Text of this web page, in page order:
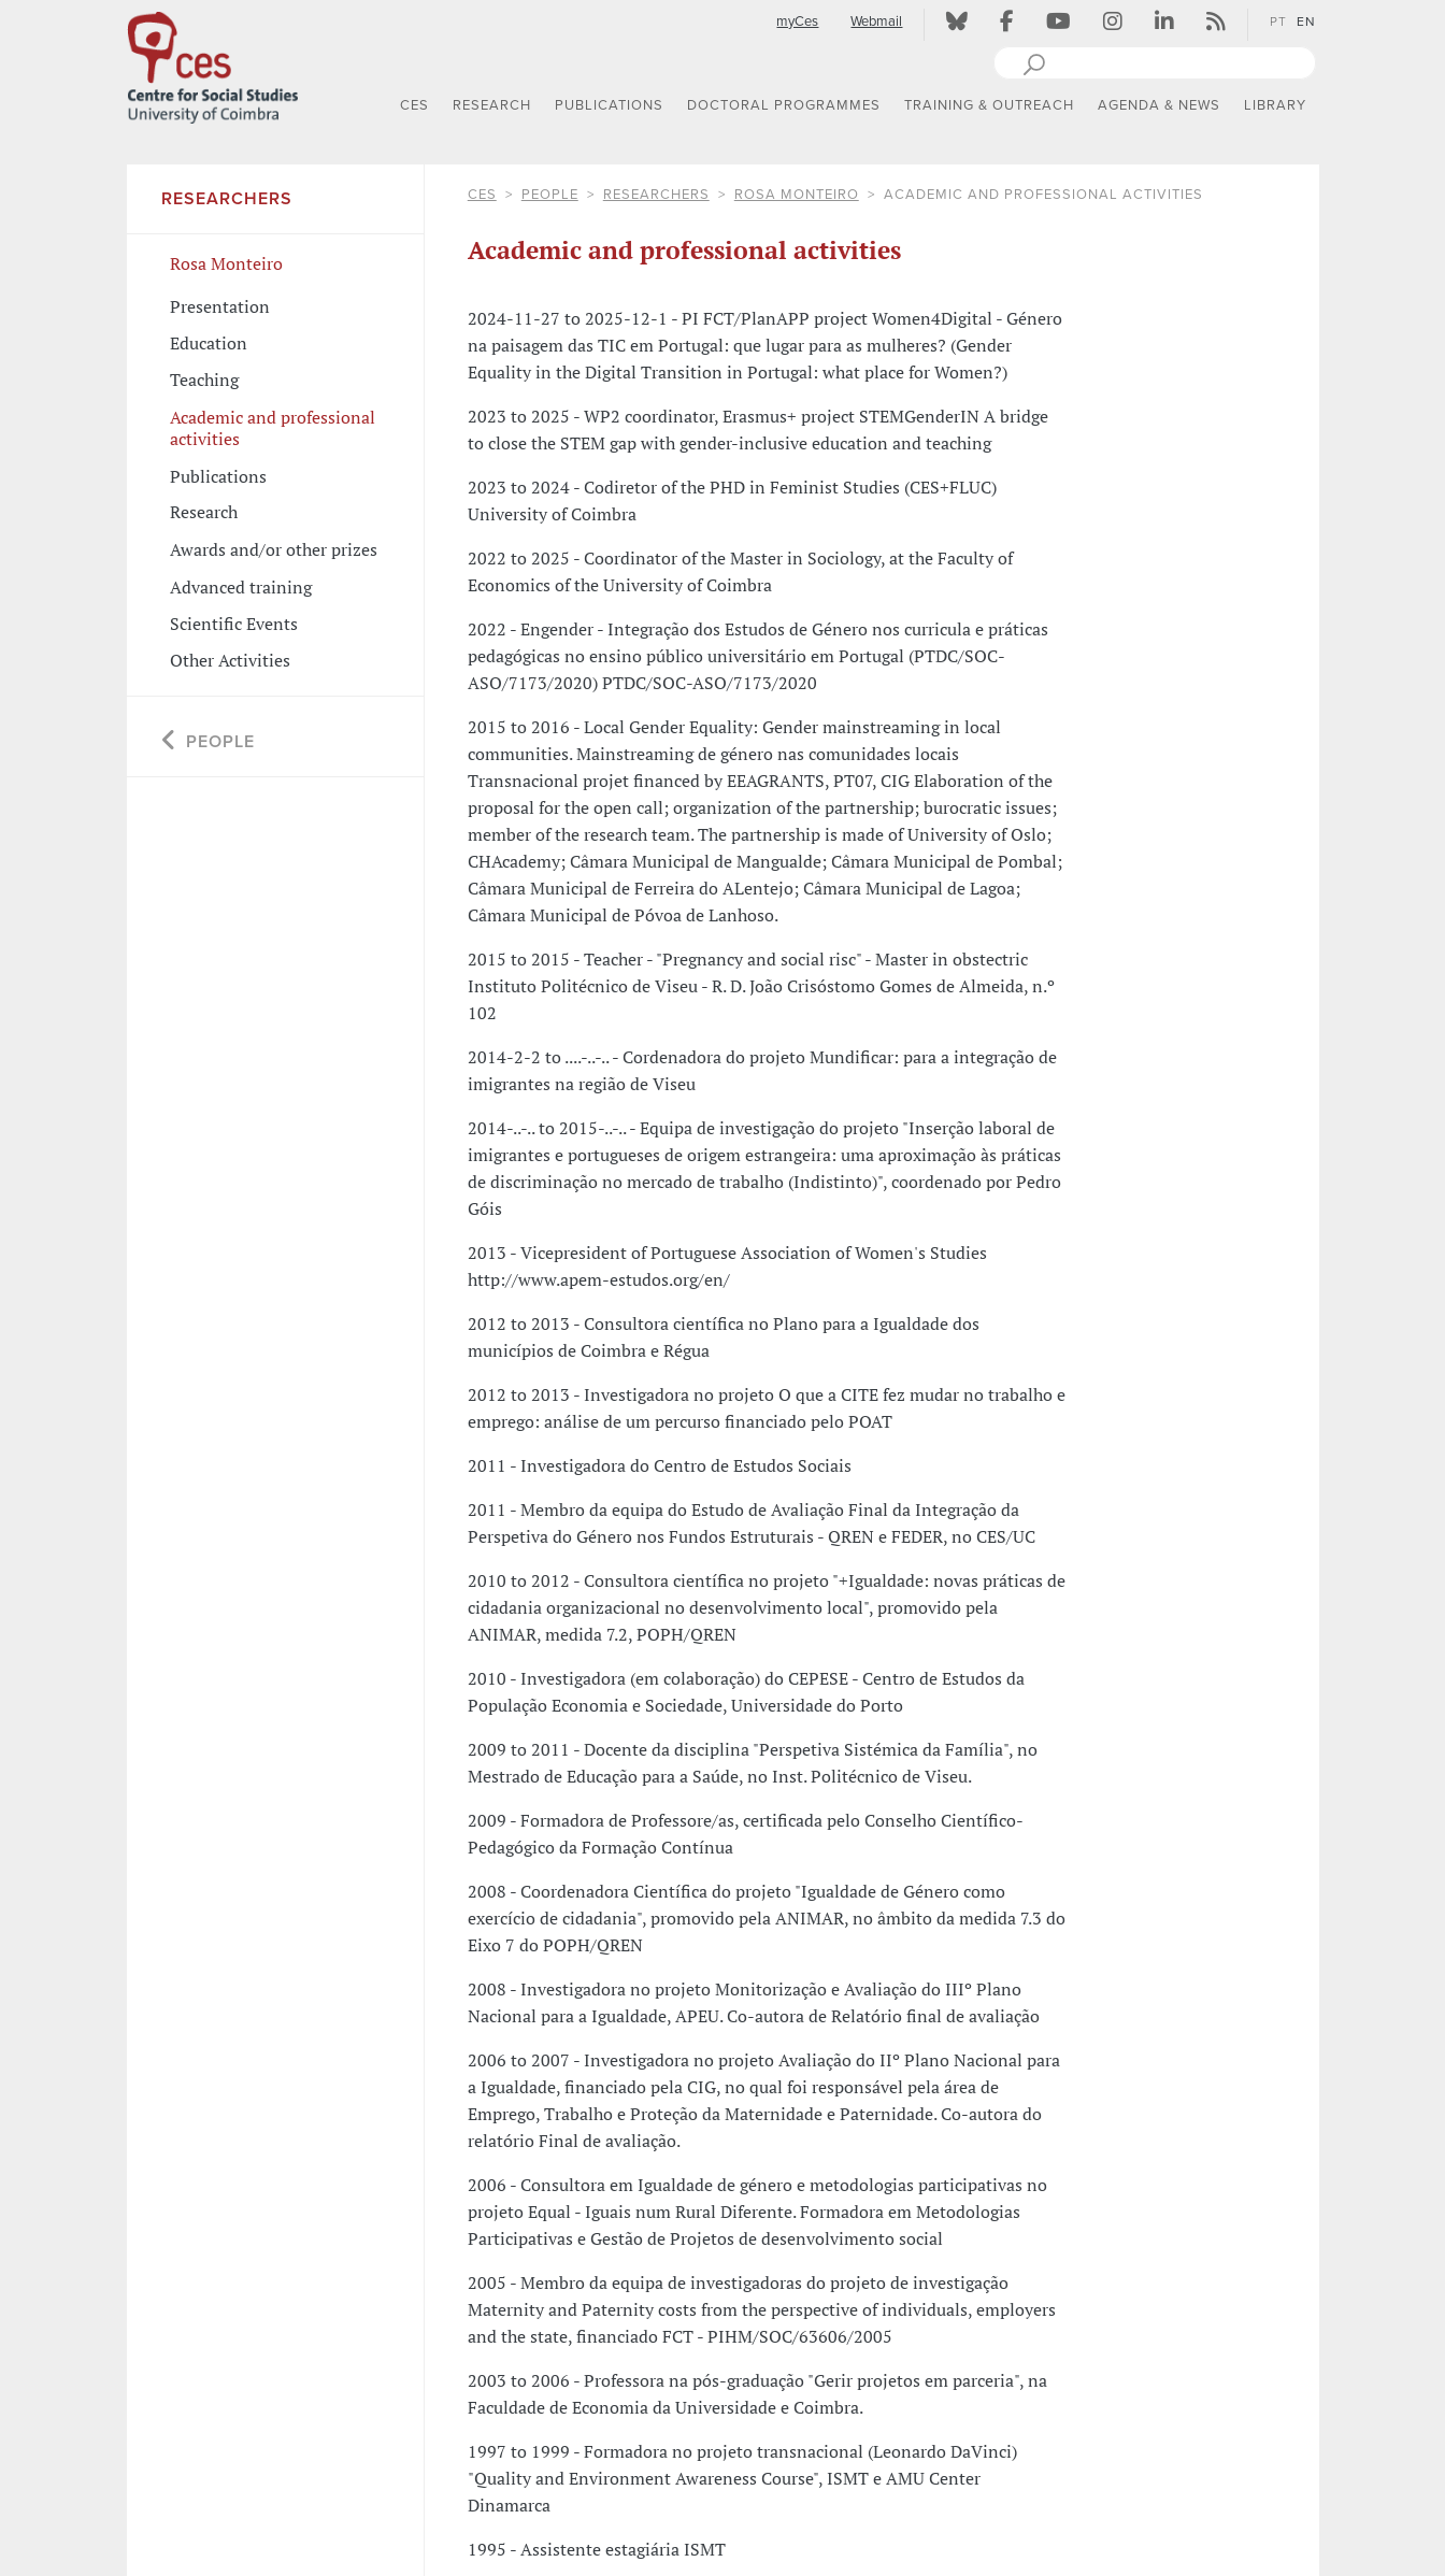
myCes Webmail PT EN
CES RESEARCH PUBLICATIONS DOCTORAL PROGRAMMES TRAINING & OUTREACH AGENDA & NEWS LIBRARY
RESEARCHERS
Rosa Monteiro
Presentation
Education
Teaching
Academic and professional
activities
Publications
Research
Awards and/or other prizes
Advanced training
Scientific Events
Other Activities
PEOPLE
CES PEOPLE RESEARCHERS ROSA MONTEIRO ACADEMIC AND PROFESSIONAL ACTIVITIES
Academic and professional activities
2024-11-27 to 2025-12-1 - PI FCT/PlanAPP project Women4Digital - Género
na paisagem das TIC em Portugal: que lugar para as mulheres? (Gender
Equality in the Digital Transition in Portugal: what place for Women?)
2023 to 2025 - WP2 coordinator, Erasmus+ project STEMGenderIN A bridge
to close the STEM gap with gender-inclusive education and teaching
2023 to 2024 - Codiretor of the PHD in Feminist Studies (CES+FLUC)
University of Coimbra
2022 to 2025 - Coordinator of the Master in Sociology, at the Faculty of
Economics of the University of Coimbra
2022 - Engender - Integração dos Estudos de Género nos curricula e práticas
pedagógicas no ensino público universitário em Portugal (PTDC/SOC-
ASO/7173/2020) PTDC/SOC-ASO/7173/2020
2015 to 2016 - Local Gender Equality: Gender mainstreaming in local
communities. Mainstreaming de género nas comunidades locais
Transnacional projet financed by EEAGRANTS, PT07, CIG Elaboration of the
proposal for the open call; organization of the partnership; burocratic issues;
member of the research team. The partnership is made of University of Oslo;
CHAcademy; Câmara Municipal de Mangualde; Câmara Municipal de Pombal;
Câmara Municipal de Ferreira do ALentejo; Câmara Municipal de Lagoa;
Câmara Municipal de Póvoa de Lanhoso.
2015 to 2015 - Teacher - "Pregnancy and social risc" - Master in obstectric
Instituto Politécnico de Viseu - R. D. João Crisóstomo Gomes de Almeida, n.º
102
2014-2-2 to ....-..-.. - Cordenadora do projeto Mundificar: para a integração de
imigrantes na região de Viseu
2014-..-.. to 2015-..-.. - Equipa de investigação do projeto "Inserção laboral de
imigrantes e portugueses de origem estrangeira: uma aproximação às práticas
de discriminação no mercado de trabalho (Indistinto)", coordenado por Pedro
Góis
2013 - Vicepresident of Portuguese Association of Women's Studies
http://www.apem-estudos.org/en/
2012 to 2013 - Consultora científica no Plano para a Igualdade dos
municípios de Coimbra e Régua
2012 to 2013 - Investigadora no projeto O que a CITE fez mudar no trabalho e
emprego: análise de um percurso financiado pelo POAT
2011 - Investigadora do Centro de Estudos Sociais
2011 - Membro da equipa do Estudo de Avaliação Final da Integração da
Perspetiva do Género nos Fundos Estruturais - QREN e FEDER, no CES/UC
2010 to 2012 - Consultora científica no projeto "+Igualdade: novas práticas de
cidadania organizacional no desenvolvimento local", promovido pela
ANIMAR, medida 7.2, POPH/QREN
2010 - Investigadora (em colaboração) do CEPESE - Centro de Estudos da
População Economia e Sociedade, Universidade do Porto
2009 to 2011 - Docente da disciplina "Perspetiva Sistémica da Família", no
Mestrado de Educação para a Saúde, no Inst. Politécnico de Viseu.
2009 - Formadora de Professore/as, certificada pelo Conselho Científico-
Pedagógico da Formação Contínua
2008 - Coordenadora Científica do projeto "Igualdade de Género como
exercício de cidadania", promovido pela ANIMAR, no âmbito da medida 7.3 do
Eixo 7 do POPH/QREN
2008 - Investigadora no projeto Monitorização e Avaliação do IIIº Plano
Nacional para a Igualdade, APEU. Co-autora de Relatório final de avaliação
2006 to 2007 - Investigadora no projeto Avaliação do IIº Plano Nacional para
a Igualdade, financiado pela CIG, no qual foi responsável pela área de
Emprego, Trabalho e Proteção da Maternidade e Paternidade. Co-autora do
relatório Final de avaliação.
2006 - Consultora em Igualdade de género e metodologias participativas no
projeto Equal - Iguais num Rural Diferente. Formadora em Metodologias
Participativas e Gestão de Projetos de desenvolvimento social
2005 - Membro da equipa de investigadoras do projeto de investigação
Maternity and Paternity costs from the perspective of individuals, employers
and the state, financiado FCT - PIHM/SOC/63606/2005
2003 to 2006 - Professora na pós-graduação "Gerir projetos em parceria", na
Faculdade de Economia da Universidade e Coimbra.
1997 to 1999 - Formadora no projeto transnacional (Leonardo DaVinci)
"Quality and Environment Awareness Course", ISMT e AMU Center
Dinamarca
1995 - Assistente estagiária ISMT